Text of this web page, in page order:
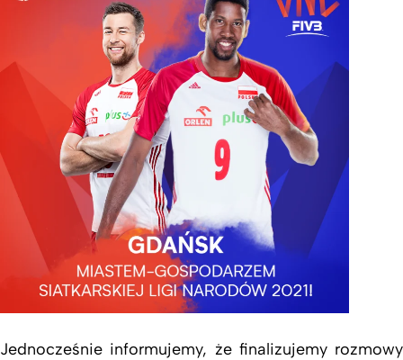
Jednocześnie informujemy, że finalizujemy rozmowy